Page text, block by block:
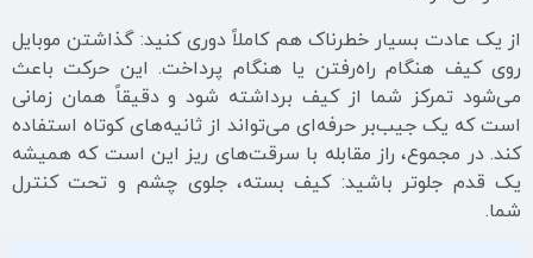
از یک عادت بسیار خطرناک هم کاملاً دوری کنید: گذاشتن موبایل
روی کیف هنگام راه‌رفتن یا هنگام پرداخت. این حرکت باعث
می‌شود تمرکز شما از کیف برداشته شود و دقیقاً همان زمانی
است که یک جیب‌بر حرفه‌ای می‌تواند از ثانیه‌های کوتاه استفاده
کند. در مجموع، راز مقابله با سرقت‌های ریز این است که همیشه
یک قدم جلوتر باشید: کیف بسته، جلوی چشم و تحت کنترل
شما.